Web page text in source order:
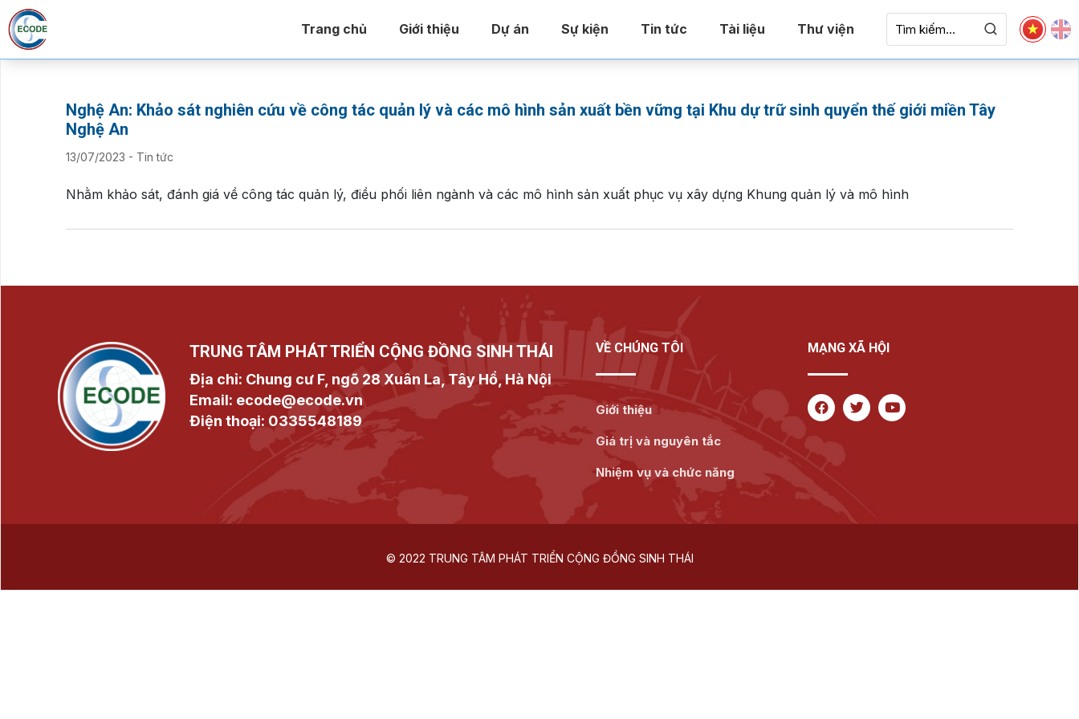
Trang chủ Giới thiệu Dự án Sự kiện Tin tức Tài liệu Thư viện
Nghệ An: Khảo sát nghiên cứu về công tác quản lý và các mô hình sản xuất bền vững tại Khu dự trữ sinh quyển thế giới miền Tây
Nghệ An
13/07/2023 - Tin tức
Nhằm khảo sát, đánh giá về công tác quản lý, điều phối liên ngành và các mô hình sản xuất phục vụ xây dựng Khung quản lý và mô hình
TRUNG TÂM PHÁT TRIỂN CỘNG ĐỒNG SINH THÁI
Địa chỉ: Chung cư F, ngõ 28 Xuân La, Tây Hồ, Hà Nội
Email: ecode@ecode.vn
Điện thoại: 0335548189
VỀ CHÚNG TÔI
Giới thiệu
Giá trị và nguyên tắc
Nhiệm vụ và chức năng
MẠNG XÃ HỘI
© 2022 TRUNG TÂM PHÁT TRIỂN CỘNG ĐỒNG SINH THÁI